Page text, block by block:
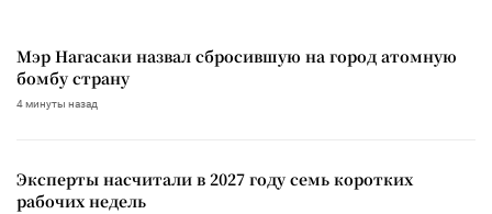
Мэр Нагасаки назвал сбросившую на город атомную
бомбу страну
4 минуты назад
Эксперты насчитали в 2027 году семь коротких
рабочих недель